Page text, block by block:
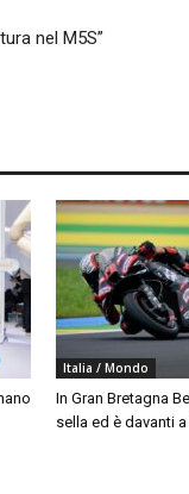
nel M5S”
Italia / Mondo
In Gran Bretagna
sella ed è davanti